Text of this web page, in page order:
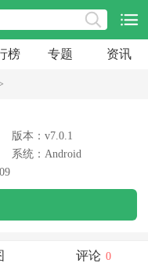
榜 专题 资讯
版本：v7.0.1
系统：Android
评论 0